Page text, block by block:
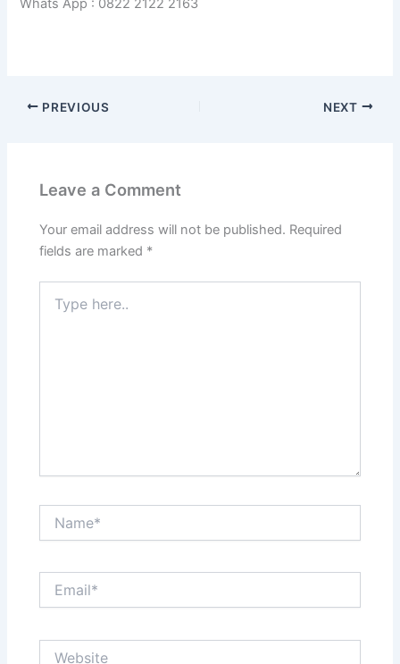
Whats App : 0822 2122 2163
PREVIOUS NEXT
Leave a Comment
Your email address will not be published. Required
fields are marked *
here..